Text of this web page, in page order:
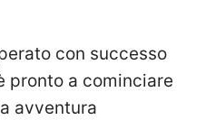
con successo
pronto a cominciare
avventura